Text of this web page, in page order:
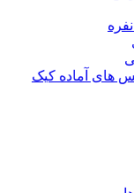
های آماده کیک